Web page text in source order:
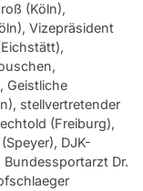
(Köln),
Vizepräsident
Geistliche
stellvertretender
(Freiburg),
DJK-
Dr.